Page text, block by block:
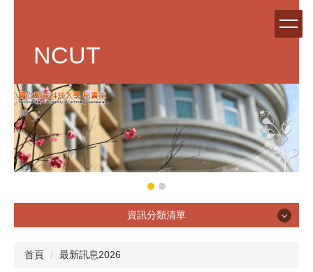
容
區
NCUT
資訊分類清單
首頁 最新訊息2026